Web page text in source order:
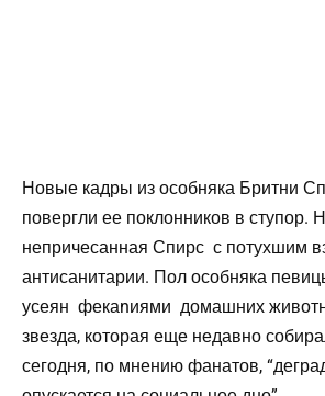
Новые кадры из особняка Бритни
повергли ее поклонников в ступор.
непричесанная Спирс с потухшим
антисанитарии. Пол особняка
усеян фекаnиями домашних
звезда, которая еще недавно
сегодня, по мнению фанатов,